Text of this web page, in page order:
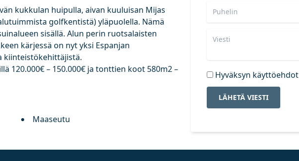
kukkulan huipulla, aivan kuuluisan Mijas
golfkentistä) yläpuolella. Nämä
sisällä. Alun perin ruotsalaisten
kärjessä on nyt yksi Espanjan
kiinteistökehittäjistä.
120.000€ – 150.000€ ja tonttien koot 580m2 –
Maaseutu
Hyväksyn käyttöehdot
LÄHETÄ VIESTI